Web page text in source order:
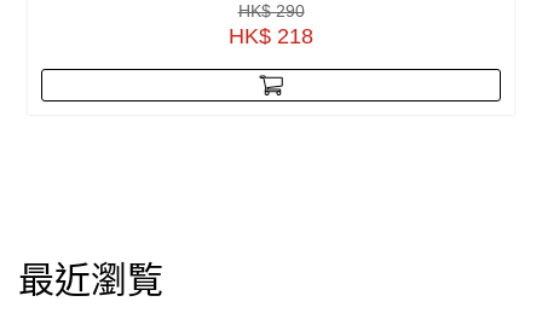
HK$ 290
HK$ 218
最近瀏覧